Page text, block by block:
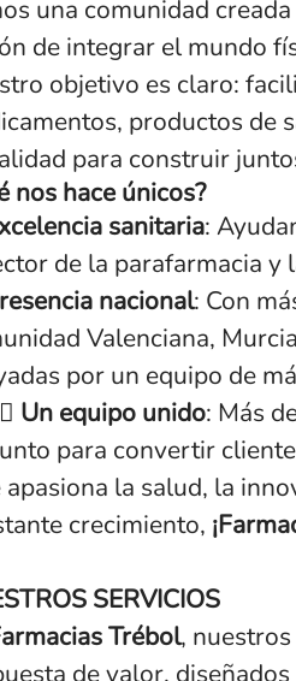
una comunidad
de integrar el mundo
objetivo es claro:
productos de
para construir
nos hace únicos?
sanitaria:
de la parafarmacia y
nacional: Con
Valenciana,
por un equipo de
Un equipo unido: Más
para convertir
apasiona la salud, la
crecimiento,
SERVICIOS
Trébol,
de valor,